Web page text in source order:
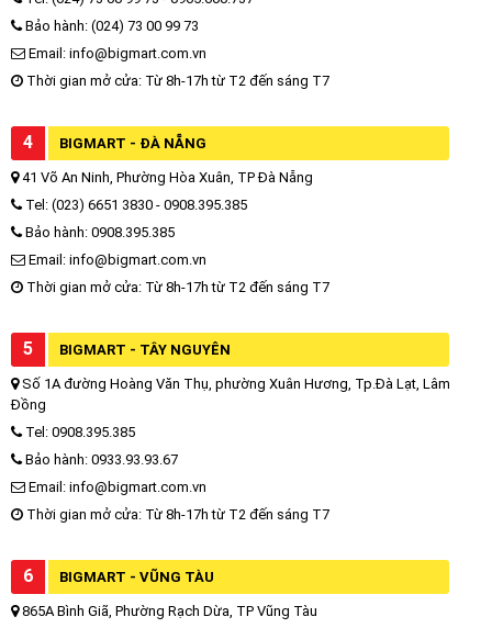
Bảo hành: (024) 73 00 99 73
Email: info@bigmart.com.vn
Thời gian mở cửa: Từ 8h-17h từ T2 đến sáng T7
4 BIGMART - ĐÀ NẴNG
41 Võ An Ninh, Phường Hòa Xuân, TP Đà Nẵng
Tel: (023) 6651 3830 - 0908.395.385
Bảo hành: 0908.395.385
Email: info@bigmart.com.vn
Thời gian mở cửa: Từ 8h-17h từ T2 đến sáng T7
5 BIGMART - TÂY NGUYÊN
Số 1A đường Hoàng Văn Thụ, phường Xuân Hương, Tp.Đà Lạt, Lâm
Đồng
Tel: 0908.395.385
Bảo hành: 0933.93.93.67
Email: info@bigmart.com.vn
Thời gian mở cửa: Từ 8h-17h từ T2 đến sáng T7
6 BIGMART - VŨNG TÀU
865A Bình Giã, Phường Rạch Dừa, TP Vũng Tàu